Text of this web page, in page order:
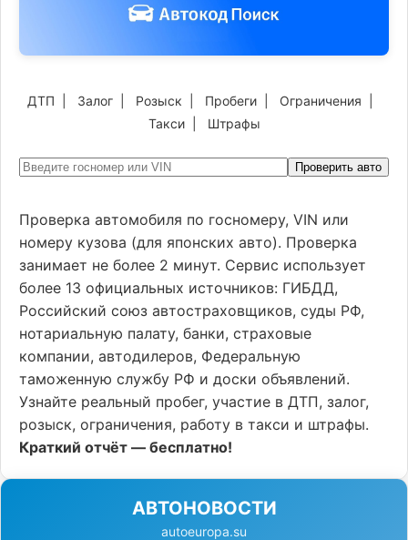
ДТП Залог Розыск Пробеги Ограничения
Такси| Штрафы
Проверить авто
Проверка автомобиля по госномеру, VIN или
номеру кузова (для японских авто). Проверка
занимает не более 2 минут. Сервис использует
более 13 официальных источников: ГИБДД,
Российский союз автостраховщиков, суды РФ,
нотариальную палату, банки, страховые
компании, автодилеров, Федеральную
таможенную службу РФ и доски объявлений.
Узнайте реальный пробег, участие в ДТП, залог,
розыск, ограничения, работу в такси и штрафы.
Краткий отчёт — бесплатно!
АВТОНОВОСТИ
autoeuropa.su